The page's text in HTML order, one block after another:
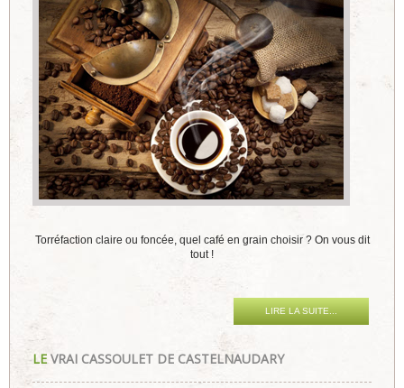
Torréfaction claire ou foncée, quel café en grain choisir ? On vous dit
tout !
LIRE LA SUITE...
LEVRAI CASSOULET DE CASTELNAUDARY